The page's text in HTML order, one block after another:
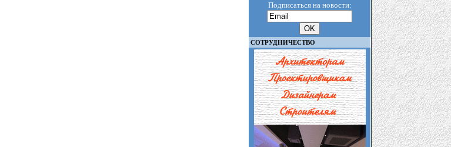
Подписаться на новости:
СОТРУДНИЧЕСТВО